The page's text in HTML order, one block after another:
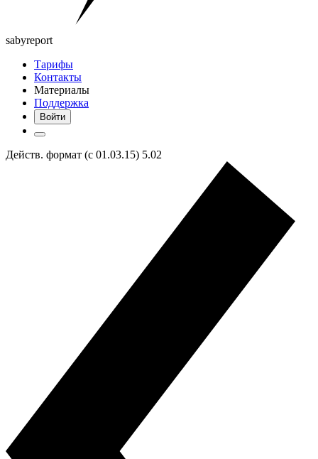
sabyreport
Тарифы
Контакты
Материалы
Поддержка
Войти
Действ. формат (с 01.03.15) 5.02